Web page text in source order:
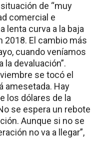
de “muy
comercial e
lenta curva a la baja
2018. El cambio más
cuando veníamos
devaluación”.
se tocó el
amesetada. Hay
los dólares de la
se espera un rebote
Aunque si no se
no va a llegar”,